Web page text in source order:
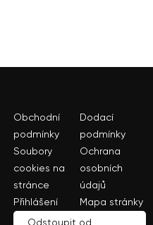
Obchodní
podmínky
Dodací
podmínky
Soubory
cookies na
stránce
Ochrana
osobních
údajů
Přihlášení
Mapa stránky
Odstoupit od